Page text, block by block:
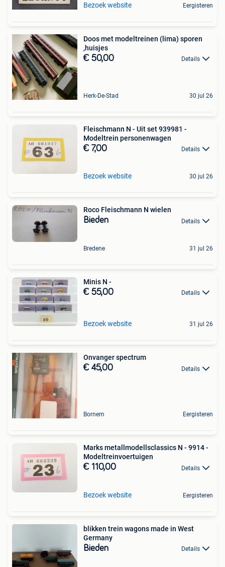
Bezoek website Eergisteren
Doos met modeltreinen (lima) sporen
,huisjes
€ 50,00 Details
Herk-De-Stad 30 jul 26
Fleischmann N - Uit set 939981 -
Modeltrein personenwagen
€ 7,00 Details
Bezoek website 30 jul 26
Roco Fleischmann N wielen
Bieden Details
Bredene 31 jul 26
Minis N -
€ 55,00 Details
Bezoek website 31 jul 26
Onvanger spectrum
€ 45,00 Details
Bornem Eergisteren
Marks metallmodellsclassics N - 9914 -
Modeltreinvoertuigen
€ 110,00 Details
Bezoek website Eergisteren
blikken trein wagons made in West
Germany
Bieden Details